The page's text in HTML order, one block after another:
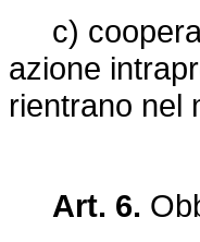
c)
azione
rientrano nel
Art. 6.